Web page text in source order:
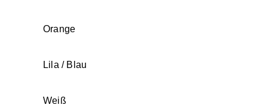
Orange
Lila / Blau
Weiß